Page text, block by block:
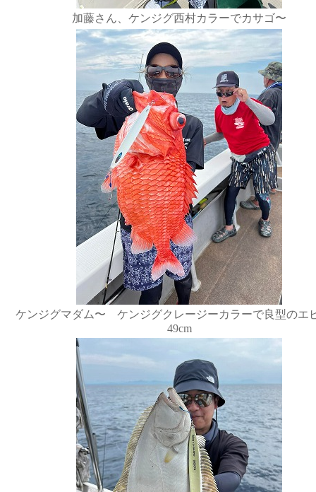
加藤さん、ケンジグ西村カラーでカサゴ〜
ケンジグマダム〜 ケンジグクレージーカラーで良型のエ
49cm